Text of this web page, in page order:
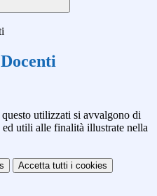
utilizzati si avvalgono di
utili alle finalità illustrate nella
Accetta tutti i cookies